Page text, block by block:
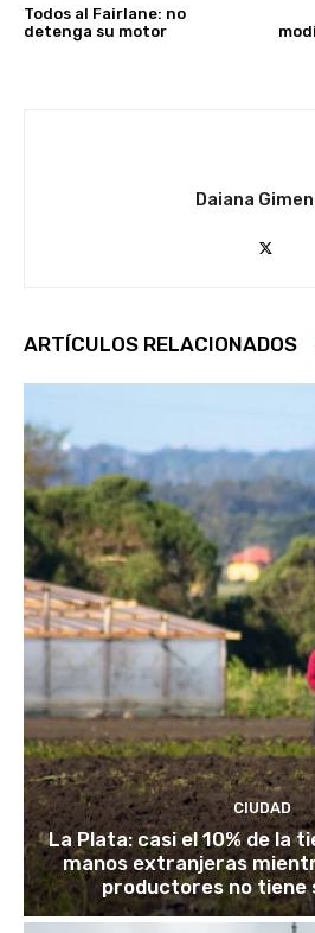
Todos al Fairlane: no
detenga su motor
Daiana
ARTÍCULOS RELACIONADOS
CIUDAD
La Plata: casi el 10% de la
manos extranjeras
productores no tiene